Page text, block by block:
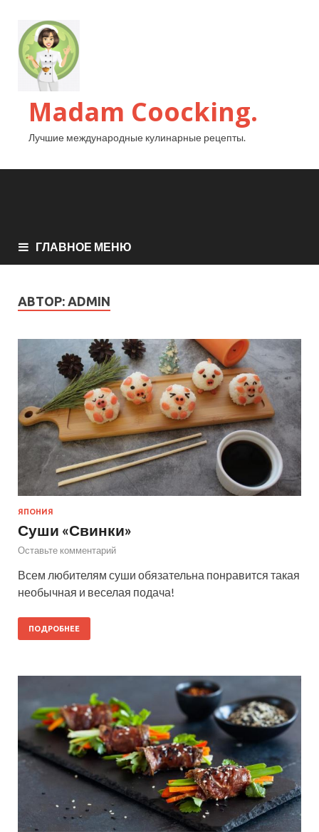
Madam Coocking.
Лучшие международные кулинарные рецепты.
ГЛАВНОЕ МЕНЮ
АВТОР: ADMIN
ЯПОНИЯ
Суши «Свинки»
Оставьте комментарий
Всем любителям суши обязательна понравится такая
необычная и веселая подача!
ПОДРОБНЕЕ